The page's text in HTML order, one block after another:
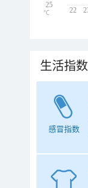
22
25
℃
生活指数
感冒指数